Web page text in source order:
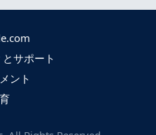
サポート
ント